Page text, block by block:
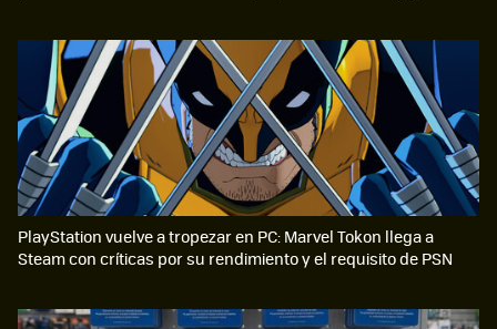
PlayStation vuelve a tropezar en PC: Marvel Tokon llega a
Steam con críticas por su rendimiento y el requisito de PSN